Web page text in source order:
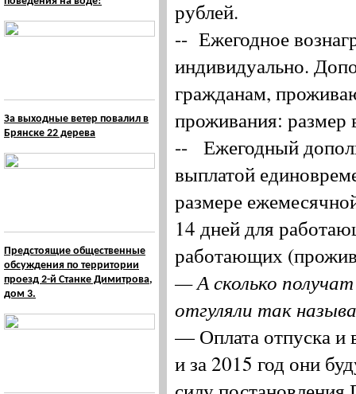
За выходные ветер повалил в
Брянске 22 дерева
Предстоящие общественные
обсуждения по территории
проезд 2-й Станке Димитрова,
дом 3.
рублей.
-- Ежегодное
индивидуально.
гражданам,
проживания: размер
-- Ежегодный
выплатой
размере
14 дней для
работающих
— А сколько
отгуляли так
— Оплата отпуска и
и за 2015 год они